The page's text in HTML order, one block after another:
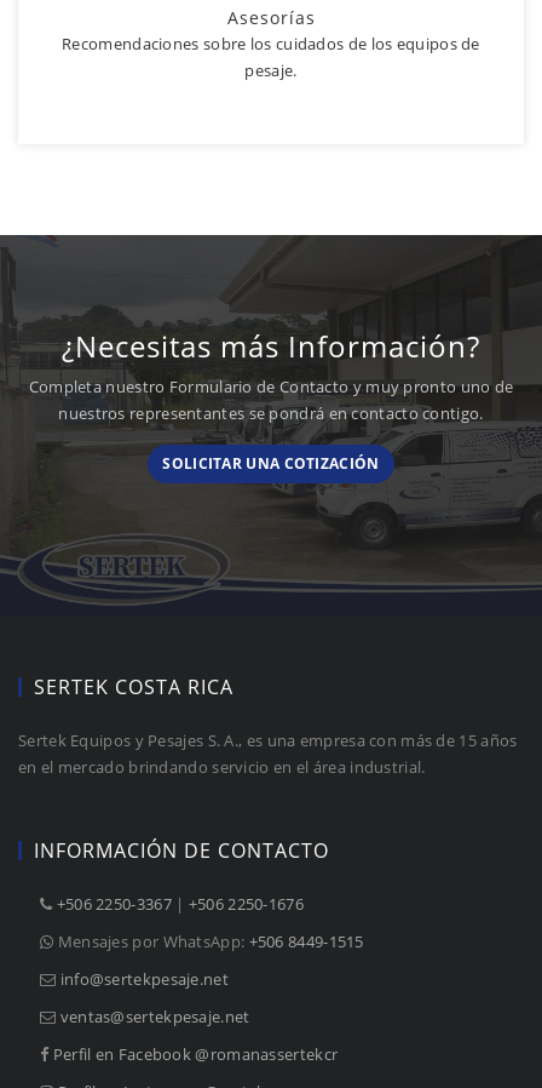
Asesorías
Recomendaciones sobre los cuidados de los equipos de
pesaje.
¿Necesitas más Información?
Completa nuestro Formulario de Contacto y muy pronto uno de
nuestros representantes se pondrá en contacto contigo.
SOLICITAR UNA COTIZACIÓN
SERTEK COSTA RICA
Sertek Equipos y Pesajes S. A., es una empresa con más de 15 años
en el mercado brindando servicio en el área industrial.
INFORMACIÓN DE CONTACTO
+506 2250-3367 | +506 2250-1676
Mensajes por WhatsApp: +506 8449-1515
info@sertekpesaje.net
ventas@sertekpesaje.net
Perfil en Facebook @romanassertekcr